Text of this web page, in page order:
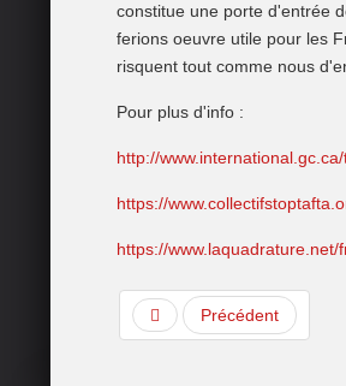
constitue une porte d'entrée
ferions oeuvre utile pour les
risquent tout comme nous
Pour plus d'info :
http://
https://
https://www.laquadrature.net/
Précédent